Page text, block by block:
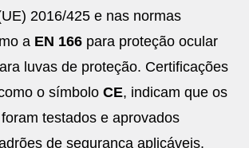
2016/425 e nas normas
a EN 166 para proteção ocular
luvas de proteção. Certificações
o símbolo CE, indicam que os
testados e aprovados
de segurança aplicáveis.